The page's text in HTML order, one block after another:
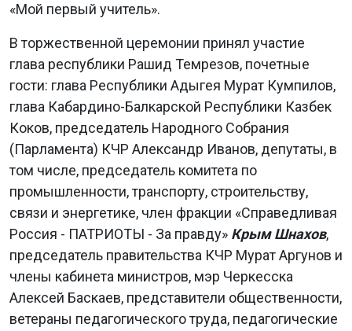
«Мой первый учитель».
В торжественной церемонии принял участие
глава республики Рашид Темрезов, почетные
гости: глава Республики Адыгея Мурат Кумпилов,
глава Кабардино-Балкарской Республики Казбек
Коков, председатель Народного Собрания
(Парламента) КЧР Александр Иванов, депутаты, в
том числе, председатель комитета по
промышленности, транспорту, строительству,
связи и энергетике, член фракции «Справедливая
Россия - ПАТРИОТЫ - За правду» Крым Шнахов,
председатель правительства КЧР Мурат Аргунов и
члены кабинета министров, мэр Черкесска
Алексей Баскаев, представители общественности,
ветераны педагогического труда, педагогические